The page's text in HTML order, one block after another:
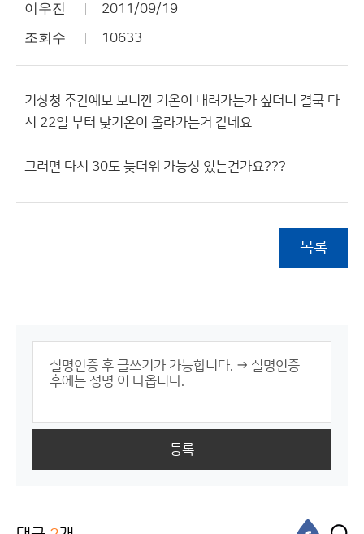
이우진 2011/09/19
조회수 10633
기상청 주간예보 보니깐 기온이 내려가는가 싶더니 결국 다
시 22일 부터 낮기온이 올라가는거 같네요
그러면 다시 30도 늦더위 가능성 있는건가요???
목록
등록